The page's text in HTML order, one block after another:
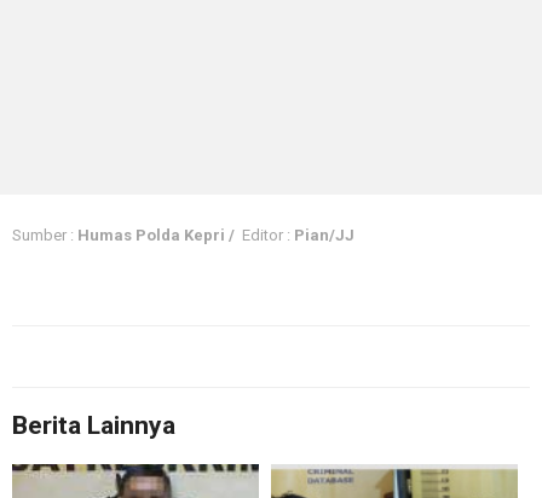
Sumber : Humas Polda Kepri / Editor : Pian/JJ
Berita Lainnya